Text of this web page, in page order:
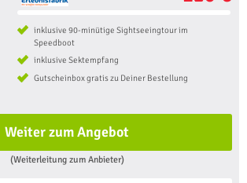
inklusive 90-minütige Sightseeingtour im
Speedboot
inklusive Sektempfang
Gutscheinbox gratis zu Deiner Bestellung
Weiter zum Angebot
(Weiterleitung zum Anbieter)